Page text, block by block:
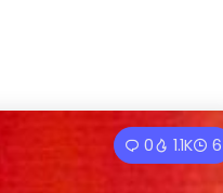
0 1.1K 6